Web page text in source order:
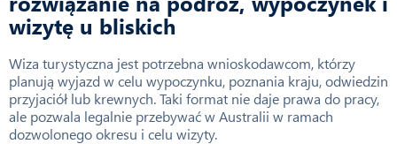
wizytę u bliskich
Wiza turystyczna jest potrzebna wnioskodawcom, którzy
planują wyjazd w celu wypoczynku, poznania kraju, odwiedzin
przyjaciół lub krewnych. Taki format nie daje prawa do pracy,
ale pozwala legalnie przebywać w Australii w ramach
dozwolonego okresu i celu wizyty.